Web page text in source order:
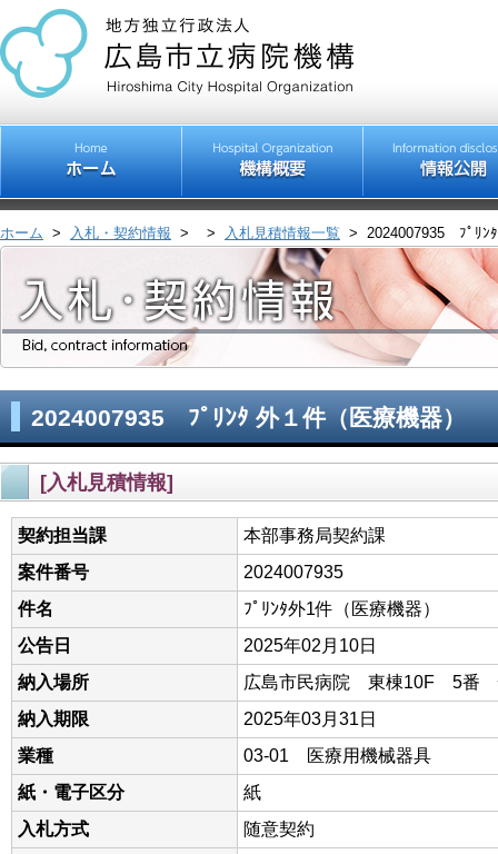
ホーム > 入札・契約情報 > > 入札見積情報一覧 > 2024007935 ﾌﾟﾘﾝ
2024007935 ﾌﾟﾘﾝﾀ 外１件（医療機器）
[入札見積情報]
契約担当課
本部事務局契約課
案件番号
2024007935
件名
ﾌﾟﾘﾝﾀ外1件（医療機器）
公告日
2025年02月10日
納入場所
広島市民病院 東棟10F 5番
納入期限
2025年03月31日
業種
03-01 医療用機械器具
紙・電子区分
紙
入札方式
随意契約